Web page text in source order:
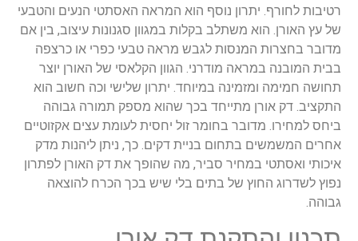
רטיבות לחורף. יתרון נוסף הוא המראה האסתטי הנעים והטבעי
של עץ האורן. הוא משתלב בקלות במגוון סגנונות עיצוב, בין אם
מדובר בחצרות המנסות לגבש מראה טבעי כפרי או כרצפה
בבית המובנה במראה מודרני. הגוון הקלאסי של האורן יוצר
תחושה חמימה ומזמינה במיוחד. יתרון שלישי וכה חשוב הוא
התקציב. דק אורן מתייחד בכך שהוא מספק תמורה גבוהה
ביחס למחירו. מדובר בחומר זול יחסית לעומת עצים אקזוטיים
אחרים המשמשים בתחום בניית דקים. כך, ניתן ליהנות מדק
איכותי ואסתטי במחיר סביר, מה שהופך את דק האורן לפתרון
נפוץ לשדרוג החוץ של בתים בלי שיש בכך הכרח להוצאה
גבוהה.